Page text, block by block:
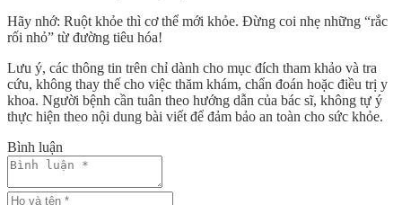
Hãy nhớ: Ruột khỏe thì cơ thể mới khỏe. Đừng coi nhẹ những “rắc
rối nhỏ” từ đường tiêu hóa!
Lưu ý, các thông tin trên chỉ dành cho mục đích tham khảo và tra
cứu, không thay thế cho việc thăm khám, chẩn đoán hoặc điều trị y
khoa. Người bệnh cần tuân theo hướng dẫn của bác sĩ, không tự ý
thực hiện theo nội dung bài viết để đảm bảo an toàn cho sức khỏe.
Bình luận